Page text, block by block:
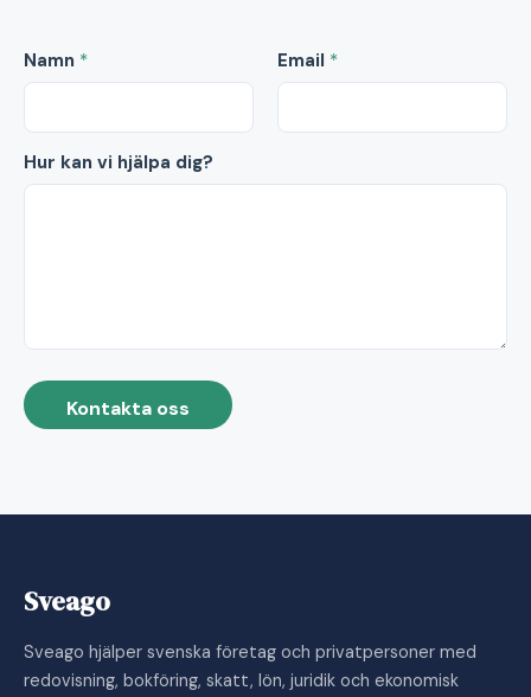
Namn * Email *
Hur kan vi hjälpa dig?
Kontakta oss
Sveago
Sveago hjälper svenska företag och privatpersoner med
redovisning, bokföring, skatt, lön, juridik och ekonomisk